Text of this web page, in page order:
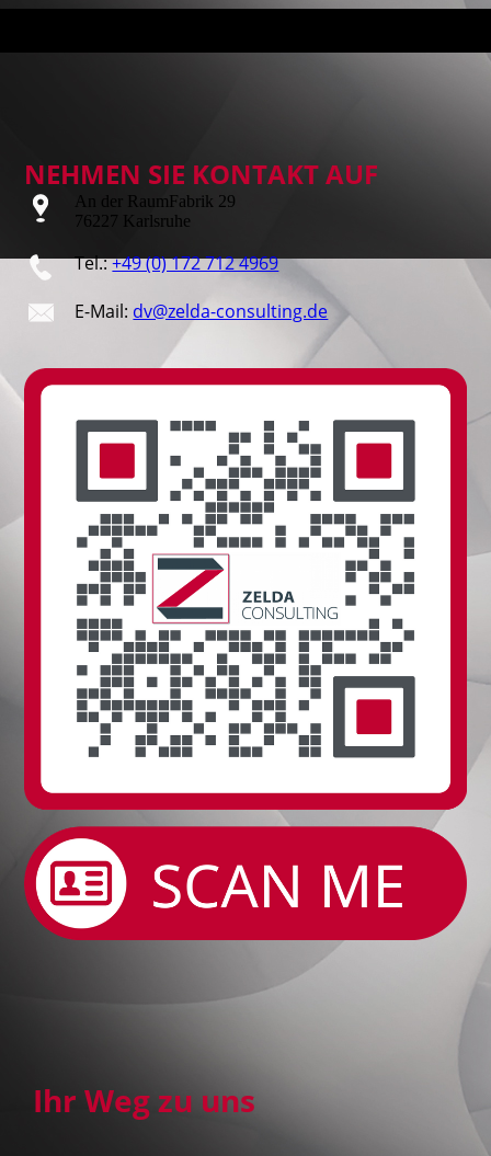
NEHMEN SIE KONTAKT AUF
An der RaumFabrik 29
76227 Karlsruhe
Tel.:+49 (0) 172 712 4969
E-Mail: dv@zelda-consulting.de
Ihr Weg zu uns